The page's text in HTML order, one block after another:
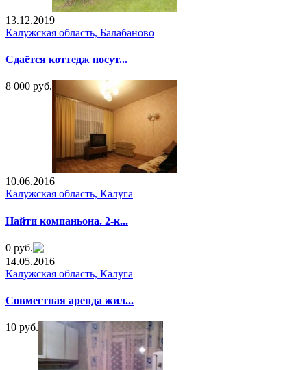
13.12.2019
Калужская область, Балабаново
Сдаётся коттедж посут...
8 000 руб.
10.06.2016
Калужская область, Калуга
Найти компаньона. 2-к...
0 руб.
14.05.2016
Калужская область, Калуга
Совместная аренда жил...
10 руб.